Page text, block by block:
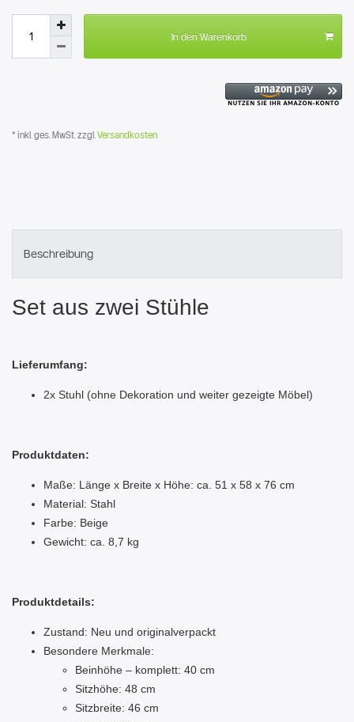
In den Warenkorb
* inkl. ges. MwSt. zzgl. Versandkosten
Beschreibung
Set aus zwei Stühle
Lieferumfang:
2x Stuhl (ohne Dekoration und weiter gezeigte Möbel)
Produktdaten:
Maße: Länge x Breite x Höhe: ca. 51 x 58 x 76 cm
Material: Stahl
Farbe: Beige
Gewicht: ca. 8,7 kg
Produktdetails:
Zustand: Neu und originalverpackt
Besondere Merkmale:
Beinhöhe – komplett: 40 cm
Sitzhöhe: 48 cm
Sitzbreite: 46 cm